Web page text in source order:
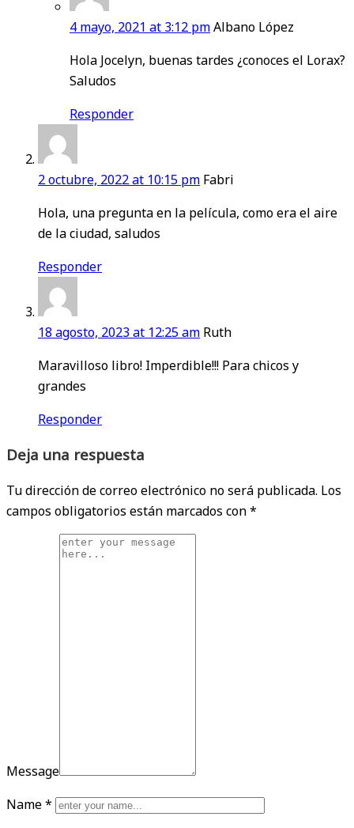
4 mayo, 2021 at 3:12 pmAlbano López
Hola Jocelyn, buenas tardes ¿conoces el Lorax?
Saludos
Responder
2 octubre, 2022 at 10:15 pm Fabri
Hola, una pregunta en la película, como era el aire
de la ciudad, saludos
Responder
18 agosto, 2023 at 12:25 am Ruth
Maravilloso libro! Imperdible!!! Para chicos y
grandes
Responder
Deja una respuesta
Tu dirección de correo electrónico no será publicada. Los
campos obligatorios están marcados con*
Message
Name*